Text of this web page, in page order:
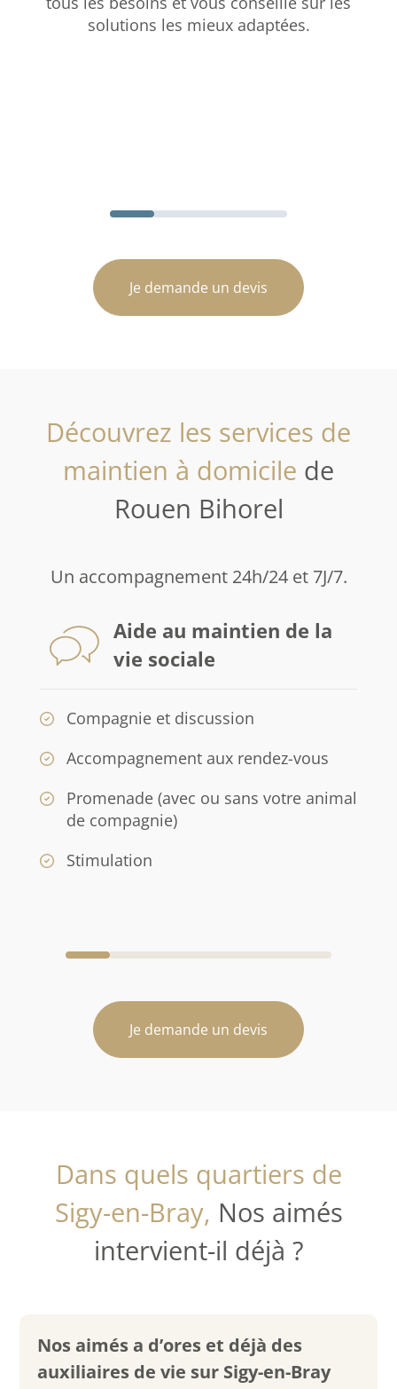
solutions les mieux adaptées.
Je demande un devis
Découvrez les services de
maintien à domicile de
Rouen Bihorel
Un accompagnement 24h/24 et 7J/7.
Aide au maintien de la
vie sociale
Compagnie et discussion
Accompagnement aux rendez-vous
Promenade (avec ou sans votre animal
de compagnie)
Stimulation
Je demande un devis
Dans quels quartiers de
Sigy-en-Bray, Nos aimés
intervient-il déjà ?
Nos aimés a d’ores et déjà des
auxiliaires de vie sur Sigy-en-Bray